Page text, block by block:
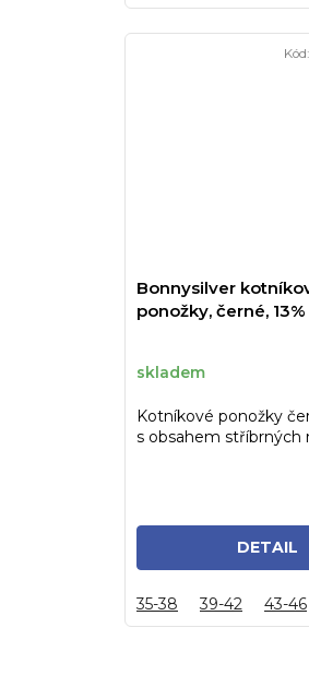
Bonnysilver
ponožky, černé,
skladem
DETAIL
Kotníkové ponožky
s obsahem stříbrných
35-38 39-42 43-46
Kód: